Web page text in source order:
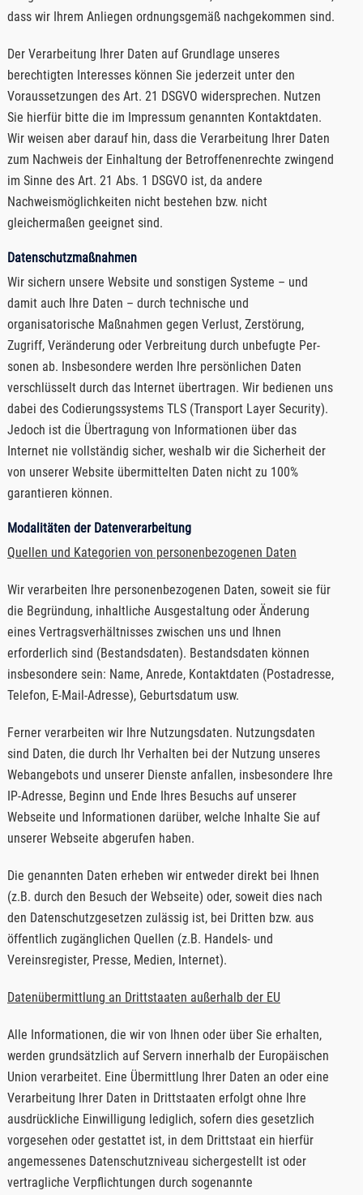
dass wir Ihrem Anliegen ordnungsgemäß nachgekommen sind.
Der Verarbeitung Ihrer Daten auf Grundlage unseres
berechtigten Interesses können Sie jederzeit unter den
Voraussetzungen des Art. 21 DSGVO widersprechen. Nutzen
Sie hierfür bitte die im Impressum genannten Kontaktdaten.
Wir weisen aber darauf hin, dass die Verarbeitung Ihrer Daten
zum Nachweis der Einhaltung der Betroffenenrechte zwingend
im Sinne des Art. 21 Abs. 1 DSGVO ist, da andere
Nachweismöglichkeiten nicht bestehen bzw. nicht
gleichermaßen geeignet sind.
Datenschutzmaßnahmen
Wir sichern unsere Website und sonstigen Systeme – und
damit auch Ihre Daten – durch technische und
organisatorische Maßnahmen gegen Verlust, Zerstörung,
Zugriff, Veränderung oder Verbreitung durch unbefugte Per­
sonen ab. Insbesondere werden Ihre persönlichen Daten
verschlüsselt durch das Internet übertragen. Wir bedienen uns
dabei des Codierungssystems TLS (Transport Layer Security).
Jedoch ist die Übertragung von Informationen über das
Internet nie vollständig sicher, weshalb wir die Sicherheit der
von unserer Website übermittelten Daten nicht zu 100%
garantieren können.
Modalitäten der Datenverarbeitung
Quellen und Kategorien von personenbezogenen Daten
Wir verarbeiten Ihre personenbezogenen Daten, soweit sie für
die Begründung, inhaltliche Ausgestaltung oder Änderung
eines Vertragsverhältnisses zwischen uns und Ihnen
erforderlich sind (Bestandsdaten). Bestandsdaten können
insbesondere sein: Name, Anrede, Kontaktdaten (Postadresse,
Telefon, E-Mail-Adresse), Geburts­datum usw.
Ferner verarbeiten wir Ihre Nutzungsdaten. Nutzungsdaten
sind Daten, die durch Ihr Verhalten bei der Nutzung unseres
Webangebots und unserer Dienste anfallen, insbesondere Ihre
IP-Adresse, Beginn und Ende Ihres Besuchs auf unserer
Webseite und Informationen darüber, welche Inhalte Sie auf
unserer Webseite abgerufen haben.
Die genannten Daten erheben wir entweder direkt bei Ihnen
(z.B. durch den Besuch der Webseite) oder, soweit dies nach
den Datenschutzgesetzen zulässig ist, bei Dritten bzw. aus
öffentlich zugänglichen Quellen (z.B. Handels- und
Vereinsregister, Presse, Medien, Internet).
Datenübermittlung an Drittstaaten außerhalb der EU
Alle Informationen, die wir von Ihnen oder über Sie erhalten,
werden grundsätzlich auf Servern innerhalb der Europäischen
Union verarbeitet. Eine Übermittlung Ihrer Daten an oder eine
Verarbeitung Ihrer Daten in Drittstaaten erfolgt ohne Ihre
ausdrückliche Einwilligung lediglich, sofern dies gesetzlich
vorgesehen oder gestattet ist, in dem Drittstaat ein hierfür
angemessenes Datenschutzniveau sichergestellt ist oder
vertragliche Verpflichtungen durch sogenannte